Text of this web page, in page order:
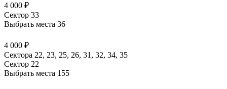
4 000 ₽
Сектор 33
Выбрать места 36
4 000 ₽
Сектора 22, 23, 25, 26, 31, 32, 34, 35
Сектор 22
Выбрать места 155